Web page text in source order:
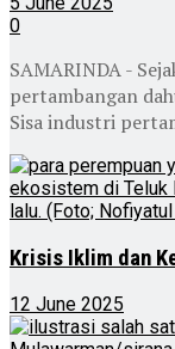
0
SAMARINDA -
pertambangan
Sisa industri
Krisis Iklim dan
12 June 2025